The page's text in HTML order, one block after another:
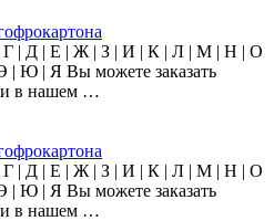
Г | Д | Е | Ж | З | И | К | Л | М | Н | О
Ю | Я Вы можете заказать
в нашем …
Г | Д | Е | Ж | З | И | К | Л | М | Н | О
Ю | Я Вы можете заказать
в нашем …